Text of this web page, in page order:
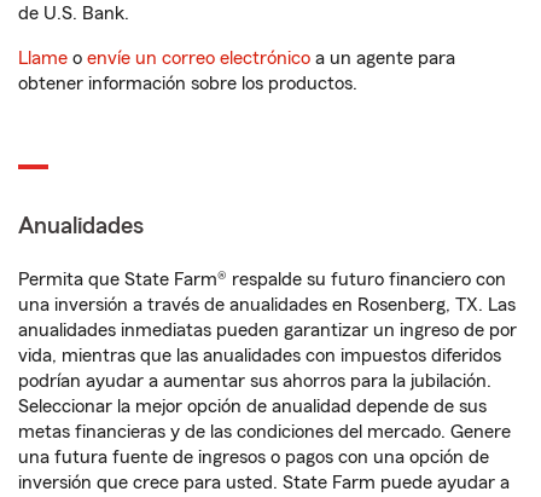
de U.S. Bank.
Llame o envíe un correo electrónico a un agente para
obtener información sobre los productos.
Anualidades
Permita que State Farm® respalde su futuro financiero con
una inversión a través de anualidades en Rosenberg, TX. Las
anualidades inmediatas pueden garantizar un ingreso de por
vida, mientras que las anualidades con impuestos diferidos
podrían ayudar a aumentar sus ahorros para la jubilación.
Seleccionar la mejor opción de anualidad depende de sus
metas financieras y de las condiciones del mercado. Genere
una futura fuente de ingresos o pagos con una opción de
inversión que crece para usted. State Farm puede ayudar a